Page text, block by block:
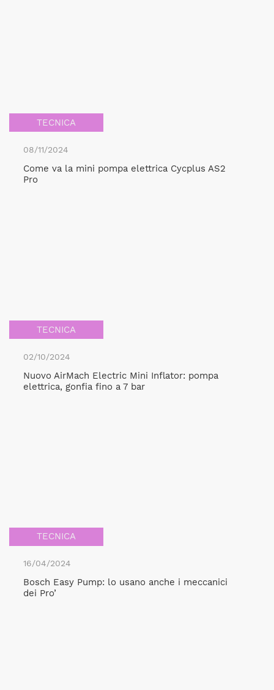
TECNICA
08/11/2024
Come va la mini pompa elettrica Cycplus AS2
Pro
TECNICA
02/10/2024
Nuovo AirMach Electric Mini Inflator: pompa
elettrica, gonfia fino a 7 bar
TECNICA
16/04/2024
Bosch Easy Pump: lo usano anche i meccanici
dei Pro’